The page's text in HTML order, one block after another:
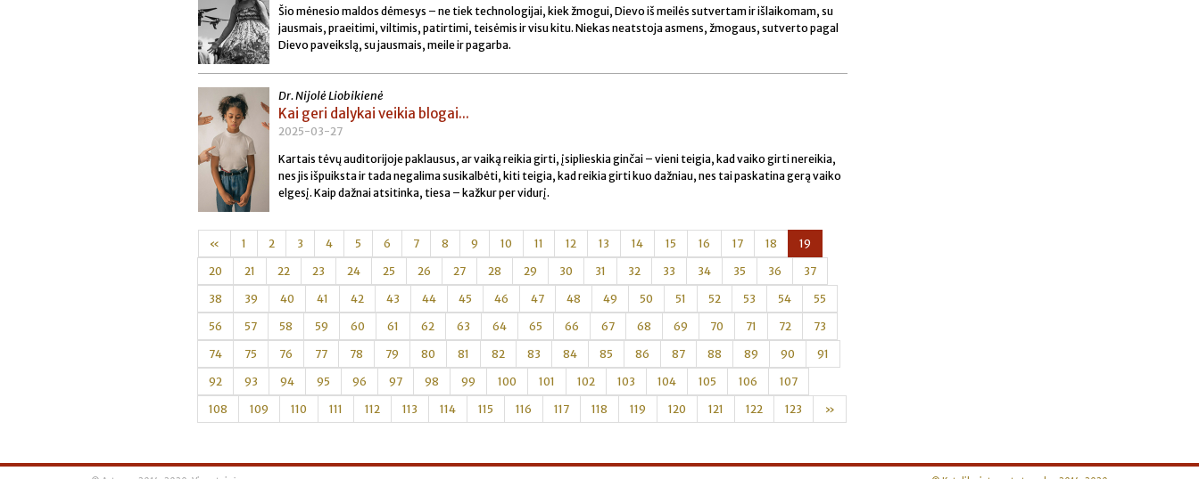
Šio mėnesio maldos dėmesys – ne tiek technologijai, kiek žmogui, Dievo iš meilės sutvertam ir išlaikomam, su
jausmais, praeitimi, viltimis, patirtimi, teisėmis ir visu kitu. Niekas neatstoja asmens, žmogaus, sutverto pagal
Dievo paveikslą, su jausmais, meile ir pagarba.
Dr. Nijolė Liobikienė
Kai geri dalykai veikia blogai...
2025-03-27
Kartais tėvų auditorijoje paklausus, ar vaiką reikia girti, įsiplieskia ginčai – vieni teigia, kad vaiko girti nereikia,
nes jis išpuiksta ir tada negalima susikalbėti, kiti teigia, kad reikia girti kuo dažniau, nes tai paskatina gerą vaiko
elgesį. Kaip dažnai atsitinka, tiesa – kažkur per vidurį.
« 1 2 3 4 5 6 7 8 9 10 11 12 13 14 15 16 17 18 19
20 21 22 23 24 25 26 27 28 29 30 31 32 33 34 35 36 37
38 39 40 41 42 43 44 45 46 47 48 49 50 51 52 53 54 55
56 57 58 59 60 61 62 63 64 65 66 67 68 69 70 71 72 73
74 75 76 77 78 79 80 81 82 83 84 85 86 87 88 89 90 91
92 93 94 95 96 97 98 99 100 101 102 103 104 105 106 107
108 109 110 111 112 113 114 115 116 117 118 119 120 121 122 123 »